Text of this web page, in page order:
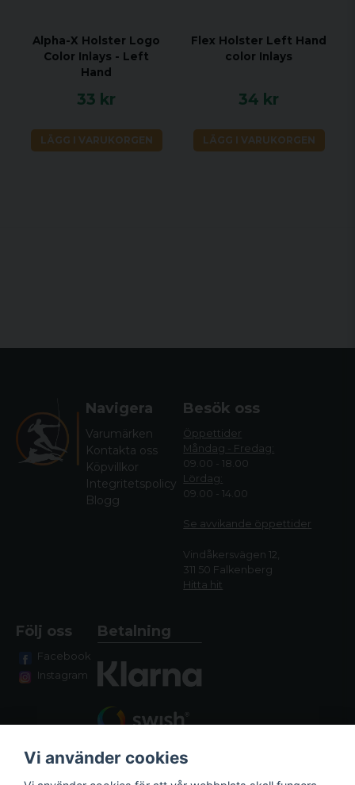
Alpha-X Holster Logo
Color Inlays - Left
Hand
33 kr
LÄGG I VARUKORGEN
Flex Holster Left Hand
color Inlays
34 kr
LÄGG I VARUKORGEN
Navigera
Varumärken
Kontakta oss
Köpvillkor
Integritetspolicy
Blogg
Besök oss
Öppettider
Måndag - Fredag:
09.00 - 18.00
Lördag:
09.00 - 14.00
Se avvikande öppettider
Vindåkersvägen 12,
311 50 Falkenberg
Hitta hit
Följ oss
Facebook
Instagram
Betalning
Vi använder cookies